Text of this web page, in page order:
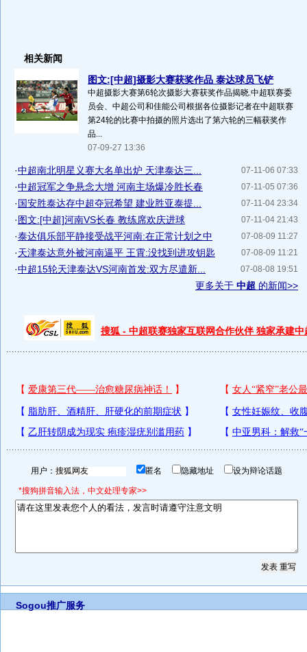
相关新闻
图文:[中超]摄影大赛获奖作品 泰达球员飞铲
中超摄影大赛第6轮次摄影大赛获奖作品揭晓.中超联赛委
员会、中超公司和佳能公司根据各位摄影记者在中超联赛
第24轮的比赛中拍摄的照片选出了第六轮的三幅获奖作
品...
07-09-27 13:36
07-11-06 07:33
·中超南北明星义赛大名单出炉 天津泰达三...
07-11-05 07:36
·中超冠军之争悬念大增 河南主场爆冷胜长春
07-11-04 23:34
·国安胜泰达存中超夺冠希望 建业胜亚泰提...
07-11-04 21:43
·图文:[中超]河南VS长春 教练席欢庆进球
07-08-09 11:27
·泰达俱乐部平静接受战平河南:在正常计划之中
07-08-09 11:21
·天津泰达意外被河南逼平 王霄:没找到进攻钥匙
07-08-08 19:51
·中超15轮天津泰达VS河南首发:双方尽遣新...
更多关于 中超 的新闻>>
搜狐 - 中超联赛独家互联网合作伙伴 独家承建中
用户： 匿名 隐藏地址 设为辩论话题
*搜狗拼音输入法，中文处理专家>>
Sogou推广服务